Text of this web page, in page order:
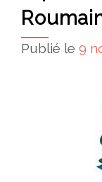
Publié le 9